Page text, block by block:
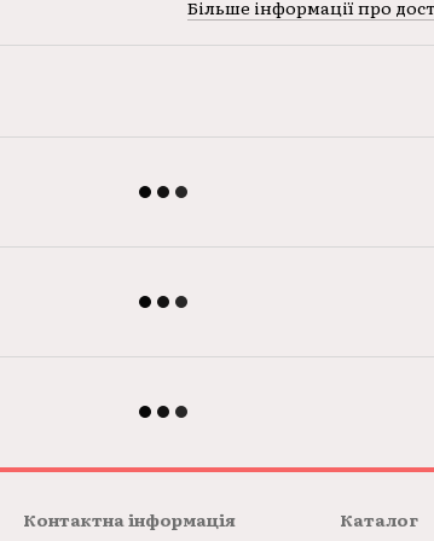
Більше інформації про
Контактна інформація Каталог